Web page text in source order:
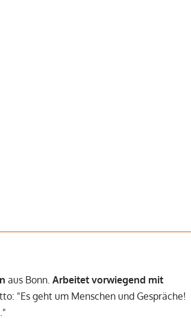
aus Bonn. Arbeitet vorwiegend mit
"Es geht um Menschen und Gespräche!